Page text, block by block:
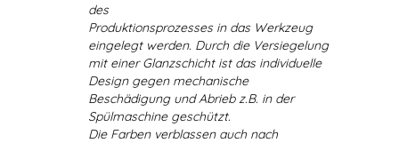
des
Produktionsprozesses in das Werkzeug
eingelegt werden. Durch die Versiegelung
mit einer Glanzschicht ist das individuelle
Design gegen mechanische
Beschädigung und Abrieb z.B. in der
Spülmaschine geschützt.
Die Farben verblassen auch nach